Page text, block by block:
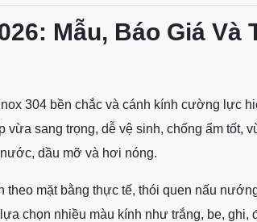
Mẫu, Báo Giá Và
304 bền chắc và cánh kính cường lực
sang trọng, dễ vệ sinh, chống ẩm tốt,
dầu mỡ và hơi nóng.
mặt bằng thực tế, thói quen nấu
chọn nhiều màu kính như trắng, be, ghi,